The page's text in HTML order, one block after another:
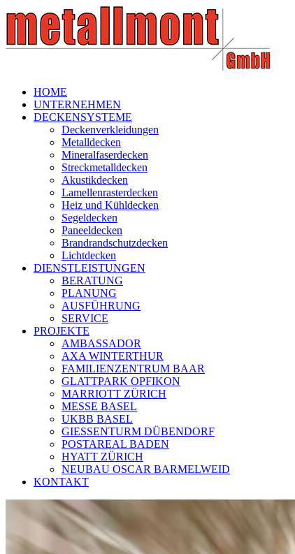
HOME
UNTERNEHMEN
DECKENSYSTEME
Deckenverkleidungen
Metalldecken
Mineralfaserdecken
Streckmetalldecken
Akustikdecken
Lamellenrasterdecken
Heiz und Kühldecken
Segeldecken
Paneeldecken
Brandrandschutzdecken
Lichtdecken
DIENSTLEISTUNGEN
BERATUNG
PLANUNG
AUSFÜHRUNG
SERVICE
PROJEKTE
AMBASSADOR
AXA WINTERTHUR
FAMILIENZENTRUM BAAR
GLATTPARK OPFIKON
MARRIOTT ZÜRICH
MESSE BASEL
UKBB BASEL
GIESSENTURM DÜBENDORF
POSTAREAL BADEN
HYATT ZÜRICH
NEUBAU OSCAR BARMELWEID
KONTAKT